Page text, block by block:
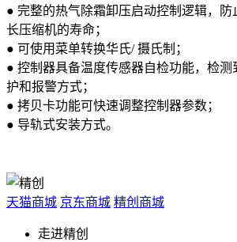
● 完整的热气除霜卸压启动控制逻辑，
长压缩机的寿命；
● 可使用菜单转换华氏/ 摄氏制；
● 控制器具备温度传感器自检功能，检
护和报警方式；
● 拷贝卡功能可快速调整控制器参数；
● 导轨式安装方式。
天猫商城 京东商城 精创商城
走进精创